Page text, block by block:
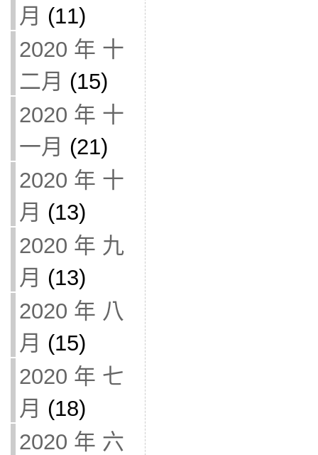
月 (11)
2020 年 十
二月 (15)
2020 年 十
一月 (21)
2020 年 十
月 (13)
2020 年 九
月 (13)
2020 年 八
月 (15)
2020 年 七
月 (18)
2020 年 六